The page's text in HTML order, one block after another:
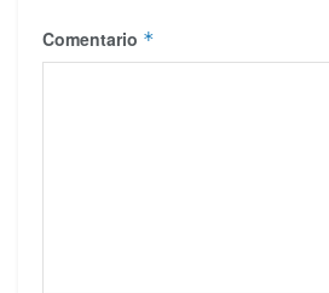
Comentario *